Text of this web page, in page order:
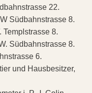
22.
Südbahnstrasse 8.
Templstrasse 8.
Südbahnstrasse 8.
6.
und Hausbesitzer,